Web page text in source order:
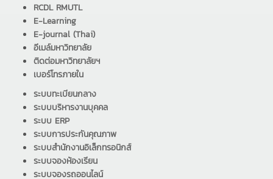
RCDL RMUTL
E-Learning
E-journal (Thai)
อีเมล์มหาวิทยาลัย
ติดต่อมหาวิทยาลัยฯ
เบอร์โทรภายใน
ระบบทะเบียนกลาง
ระบบบริหารงานบุคคล
ระบบ ERP
ระบบการประกันคุณภาพ
ระบบสำนักงานอิเล็กทรอนิกส์
ระบบจองห้องเรียน
ระบบจองรถออนไลน์